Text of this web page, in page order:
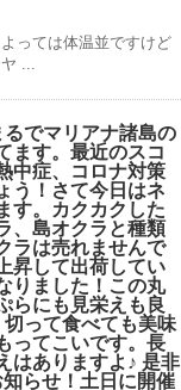
っては体温並ですけど
...
でマリアナ諸島の
ます。最近のスコ
中症、コロナ対策
う！さて今日はネ
す。カクカクした
、島オクラと種類
ラは売れませんで
昇して出荷してい
りました！この丸
らにも見栄えも良
って食べても美味
ってこいです。長
はありますよ♪ 是非
らせ！土日に開催